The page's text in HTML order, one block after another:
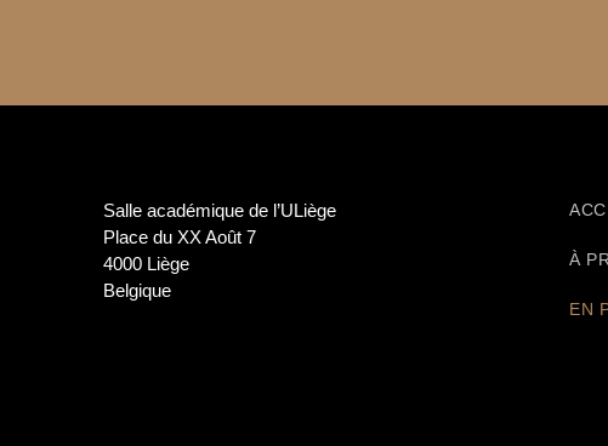
Salle académique de l’ULiège
Place du XX Août 7
4000 Liège
Belgique
À
EN